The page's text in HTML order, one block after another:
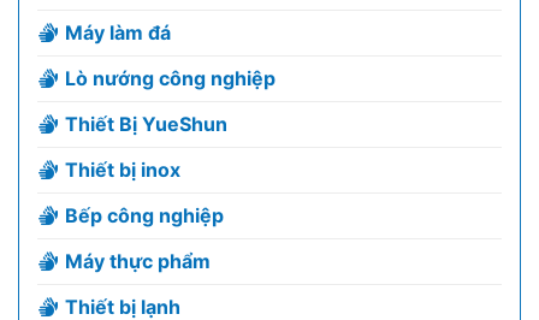
Máy làm đá
Lò nướng công nghiệp
Thiết Bị YueShun
Thiết bị inox
Bếp công nghiệp
Máy thực phẩm
Thiết bị lạnh